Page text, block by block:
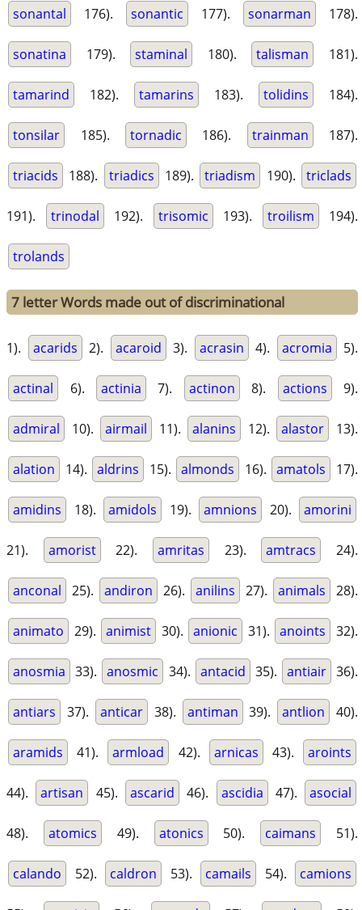
sonantal 176). sonantic 177). sonarman 178).
sonatina 179). staminal 180). talisman 181).
tamarind 182). tamarins 183). tolidins 184).
tonsilar 185). tornadic 186). trainman 187).
triacids 188). triadics 189). triadism 190). triclads
191). trinodal 192). trisomic 193). troilism 194).
trolands
7 letter Words made out of discriminational
1). acarids 2). acaroid 3). acrasin 4). acromia 5).
actinal 6). actinia 7). actinon 8). actions 9).
admiral 10). airmail 11). alanins 12). alastor 13).
alation 14). aldrins 15). almonds 16). amatols 17).
amidins 18). amidols 19). amnions 20). amorini
21). amorist 22). amritas 23). amtracs 24).
anconal 25). andiron 26). anilins 27). animals 28).
animato 29). animist 30). anionic 31). anoints 32).
anosmia 33). anosmic 34). antacid 35). antiair 36).
antiars 37). anticar 38). antiman 39). antlion 40).
aramids 41). armload 42). arnicas 43). aroints
44). artisan 45). ascarid 46). ascidia 47). asocial
48). atomics 49). atonics 50). caimans 51).
calando 52). caldron 53). camails 54). camions